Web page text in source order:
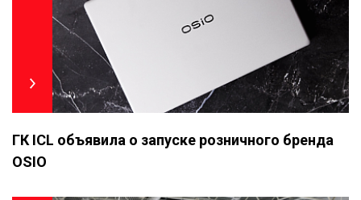
ГК ICL объявила о запуске розничного бренда
OSIO